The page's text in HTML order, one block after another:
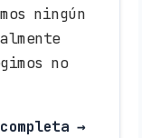
ningún
no
→